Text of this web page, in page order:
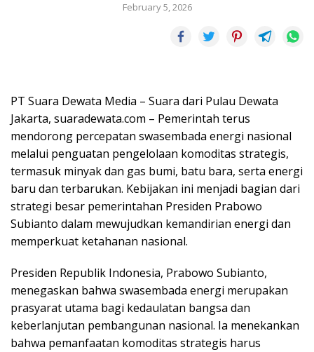
February 5, 2026
PT Suara Dewata Media – Suara dari Pulau Dewata
Jakarta, suaradewata.com – Pemerintah terus
mendorong percepatan swasembada energi nasional
melalui penguatan pengelolaan komoditas strategis,
termasuk minyak dan gas bumi, batu bara, serta energi
baru dan terbarukan. Kebijakan ini menjadi bagian dari
strategi besar pemerintahan Presiden Prabowo
Subianto dalam mewujudkan kemandirian energi dan
memperkuat ketahanan nasional.
Presiden Republik Indonesia, Prabowo Subianto,
menegaskan bahwa swasembada energi merupakan
prasyarat utama bagi kedaulatan bangsa dan
keberlanjutan pembangunan nasional. Ia menekankan
bahwa pemanfaatan komoditas strategis harus